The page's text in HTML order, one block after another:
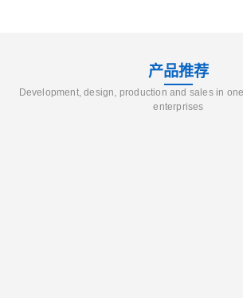
产品推荐
Development, design, production and sales in
enterprises